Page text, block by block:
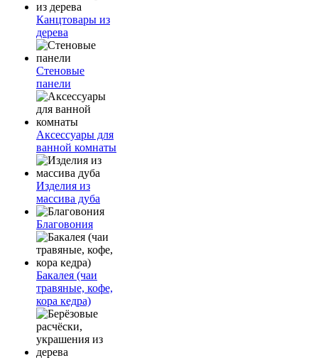
Канцтовары из
дерева
Стеновые
панели
Аксессуары для
ванной комнаты
Изделия из
массива дуба
Благовония
Бакалея (чаи
травяные, кофе,
кора кедра)